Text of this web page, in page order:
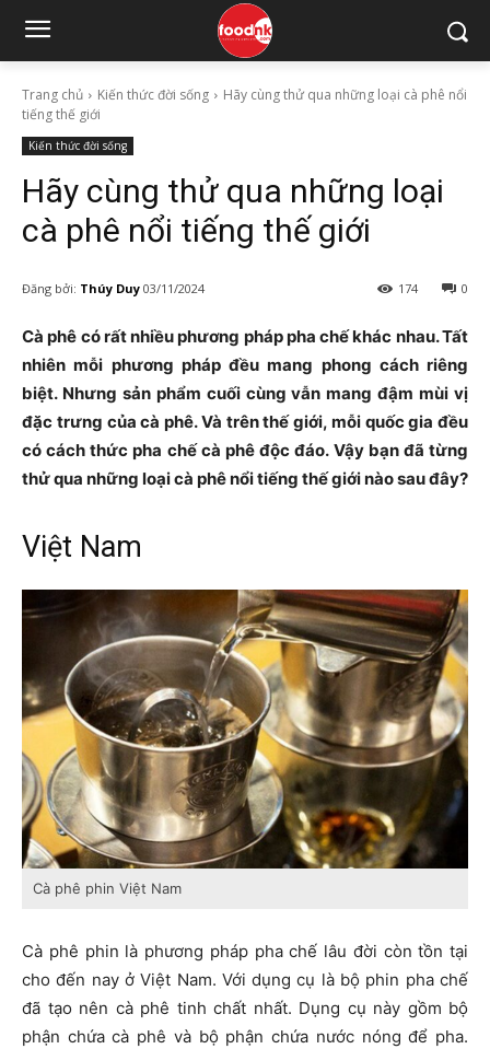
Trang chủ Kiến thức đời sống
Hãy cùng thử qua những loại cà phê nổi
tiếng thế giới
Kiến thức đời sống
Hãy cùng thử qua những loại
cà phê nổi tiếng thế giới
Đăng bởi: Thúy Duy 03/11/2024 0
174
Cà phê có rất nhiều phương pháp pha chế khác nhau. Tất
nhiên mỗi phương pháp đều mang phong cách riêng
biệt. Nhưng sản phẩm cuối cùng vẫn mang đậm mùi vị
đặc trưng của cà phê. Và trên thế giới, mỗi quốc gia đều
có cách thức pha chế cà phê độc đáo. Vậy bạn đã từng
thử qua những loại cà phê nổi tiếng thế giới nào sau đây?
Việt Nam
Cà phê phin Việt Nam
Cà phê phin là phương pháp pha chế lâu đời còn tồn tại
cho đến nay ở Việt Nam. Với dụng cụ là bộ phin pha chế
đã tạo nên cà phê tinh chất nhất. Dụng cụ này gồm bộ
phận chứa cà phê và bộ phận chứa nước nóng để pha.